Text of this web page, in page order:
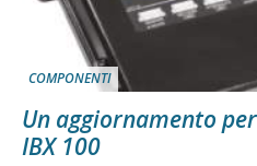
COMPONENTI
Un aggiornamento
IBX 100